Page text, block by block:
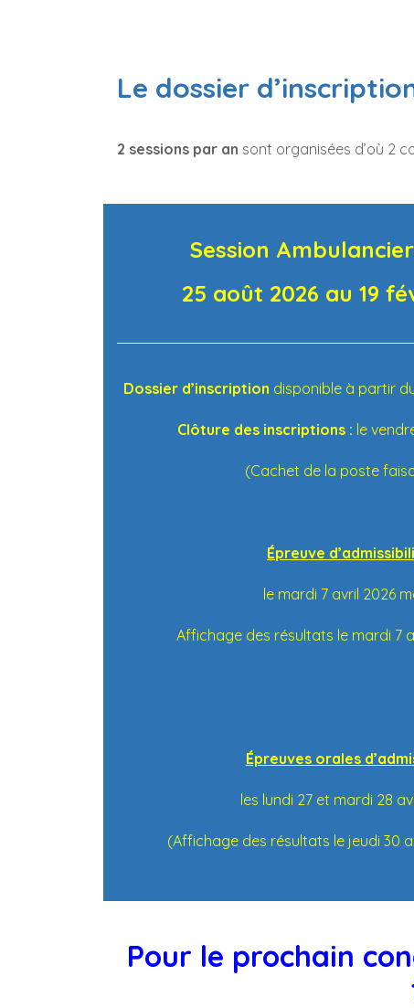
Le dossier
2 sessions par an sont organisées d’où 2
Session
25 août 2026 au 19
Dossier d’inscription disponible à partir
Clôture des inscriptions : le
(Cachet de la poste
Épreuve
le mardi 7 avril 2026
Affichage des résultats le mardi 7
Épreuves orales
les lundi 27 et mardi 28
(Affichage des résultats le jeudi 30
Pour le prochain